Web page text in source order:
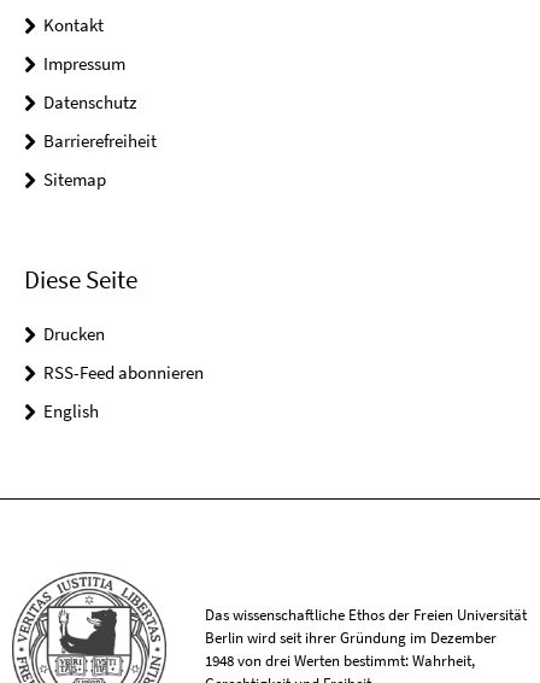
Kontakt
Impressum
Datenschutz
Barrierefreiheit
Sitemap
Diese Seite
Drucken
RSS-Feed abonnieren
English
Das wissenschaftliche Ethos der Freien Universität
Berlin wird seit ihrer Gründung im Dezember
1948 von drei Werten bestimmt: Wahrheit,